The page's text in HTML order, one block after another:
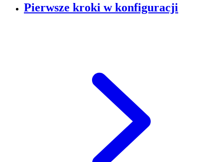
Pierwsze kroki w konfiguracji